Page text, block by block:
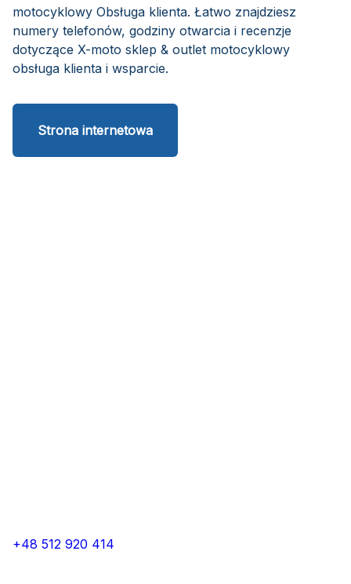
motocyklowy Obsługa klienta. Łatwo znajdziesz
numery telefonów, godziny otwarcia i recenzje
dotyczące X-moto sklep & outlet motocyklowy
obsługa klienta i wsparcie.
Strona internetowa
+48 512 920 414